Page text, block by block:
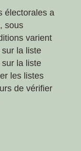
électorales a
sous
varient
la liste
la liste
les listes
de vérifier